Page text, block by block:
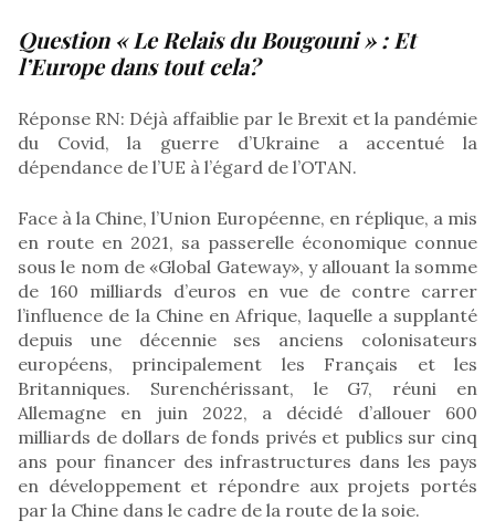
Question « Le Relais du Bougouni » :Et
l’Europe dans tout cela?
Réponse RN: Déjà affaiblie par le Brexit et la pandémie
du Covid, la guerre d’Ukraine a accentué la
dépendance de l’UE à l’égard de l’OTAN.
Face à la Chine, l’Union Européenne, en réplique, a mis
en route en 2021, sa passerelle économique connue
sous le nom de «Global Gateway», y allouant la somme
de 160 milliards d’euros en vue de contre carrer
l’influence de la Chine en Afrique, laquelle a supplanté
depuis une décennie ses anciens colonisateurs
européens, principalement les Français et les
Britanniques. Surenchérissant, le G7, réuni en
Allemagne en juin 2022, a décidé d’allouer 600
milliards de dollars de fonds privés et publics sur cinq
ans pour financer des infrastructures dans les pays
en développement et répondre aux projets portés
par la Chine dans le cadre de la route de la soie.